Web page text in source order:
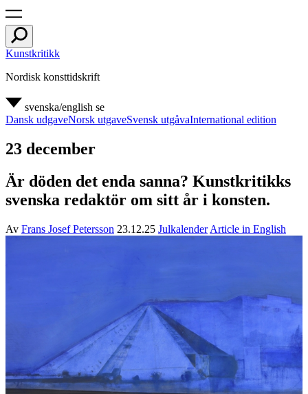
Kunstkritikk
Nordisk konsttidskrift
svenska/english se
Dansk udgaveNorsk utgaveSvensk utgåvaInternational edition
23 december
Är döden det enda sanna? Kunstkritikks
svenska redaktör om sitt år i konsten.
Av Frans Josef Petersson 23.12.25 Julkalender Article in English